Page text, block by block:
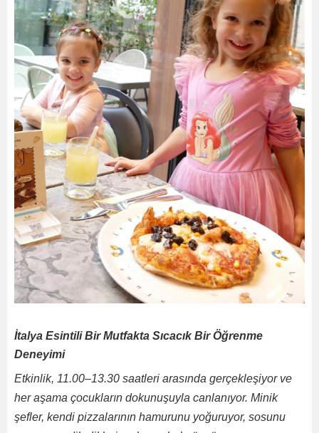
İtalya Esintili Bir Mutfakta Sıcacık Bir Öğrenme
Deneyimi
Etkinlik, 11.00–13.30 saatleri arasında gerçekleşiyor ve
her aşama çocukların dokunuşuyla canlanıyor. Minik
şefler, kendi pizzalarının hamurunu yoğuruyor, sosunu